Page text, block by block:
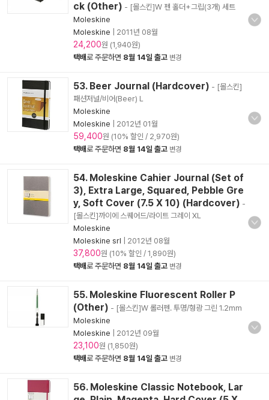
ck (Other) - [몰스킨]W 펜 홀더+그립(3개) 세트
Moleskine
Moleskine
2011년 08월
24,200원 (1,940원)
택배로 주문하면 8월 14일 출고 변경
53. Beer Journal (Hardcover) - [몰스킨]
패션저널/비어(Beer) L
Moleskine
Moleskine
2012년 01월
59,400원 (10% 할인 / 2,970원)
택배로 주문하면 8월 14일 출고 변경
54. Moleskine Cahier Journal (Set of
3), Extra Large, Squared, Pebble Gre
y, Soft Cover (7.5 X 10) (Hardcover) -
[몰스킨]까이에 스퀘어드/라이트 그레이 XL
Moleskine
Moleskine srl
2012년 08월
37,800원 (10% 할인 / 1,890원)
택배로 주문하면 8월 14일 출고 변경
55. Moleskine Fluorescent Roller P
(Other) - [몰스킨]W 롤러펜. 투명/형광 그린 1.2mm
Moleskine
Moleskine
2012년 09월
23,100원 (1,850원)
택배로 주문하면 8월 14일 출고 변경
56. Moleskine Classic Notebook, Lar